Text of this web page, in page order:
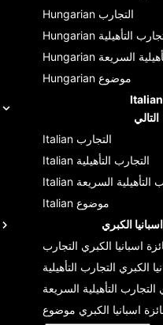
Hungarian التجارب
Hungarian التأهيلية
Hungarian السريعة
Hungarian موضوع
Italian
التالي
Italian التجارب
Italian التجارب التأهيلية
Italian التأهيلية السريعة
Italian موضوع
الكبري
اسبانيا الكبري التجارب
الكبري التجارب التأهيلية
التجارب التأهيلية السريعة
اسبانيا الكبري موضوع